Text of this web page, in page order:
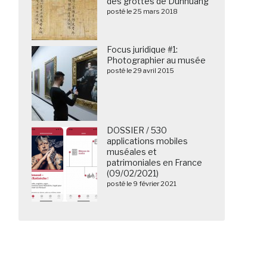
posté le 25 mars 2018
Focus juridique #1:
Photographier au musée
posté le 29 avril 2015
DOSSIER / 530
applications mobiles
muséales et
patrimoniales en France
(09/02/2021)
posté le 9 février 2021